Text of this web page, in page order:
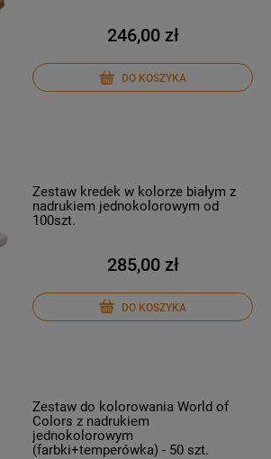
246,00 zł
DO KOSZYKA
Zestaw kredek w kolorze białym z
nadrukiem jednokolorowym od
100szt.
285,00 zł
DO KOSZYKA
Zestaw do kolorowania World of
Colors z nadrukiem
jednokolorowym
(farbki+temperówka) - 50 szt.